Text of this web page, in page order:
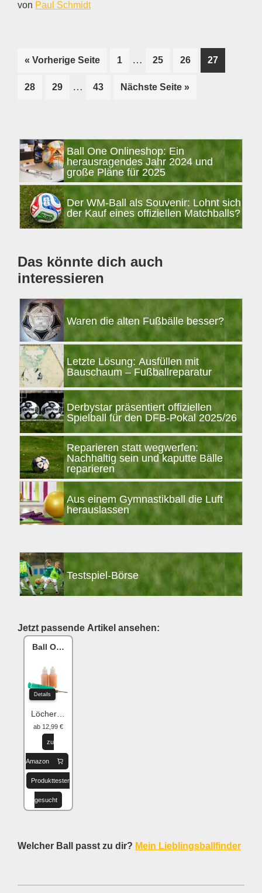
von Paul Schmidt
« Vorherige Seite
Seite
1
Weggelassene
Zwischenseiten
… Seite
25 Seite
26 Seite
27
Seite
28 Seite
29
Weggelassene
… Seite
43 Nächste Seite aufrufen
»
SeitenspalteBall One Onlineshop: Ein
herausragendes Jahr 2024 und
große Pläne für 2025
Der WM-Ball als Souvenir: Lohnt sich
der Kauf eines offiziellen Matchballs?
Das könnte dich auch
interessieren
Waren die alten Fußbälle besser?
Letzte Lösung: Ausfüllen mit
Bauschaum – Fußballreparatur
Derbystar präsentiert offiziellen
Spielball für den DFB-Pokal 2025/26
Reparieren statt wegwerfen:
Nachhaltig sein und kaputte Bälle
reparieren
Aus einem Gymnastikball die Luft
herauslassen
Testspiel-Börse
Jetzt passende Artikel ansehen:
Ball One Reparaturset
Details
Löcher flicken
ab 12,99 €
zu
Amazon
Produkttester
gesucht
Welcher Ball passt zu dir? Mein Lieblingsballfinder